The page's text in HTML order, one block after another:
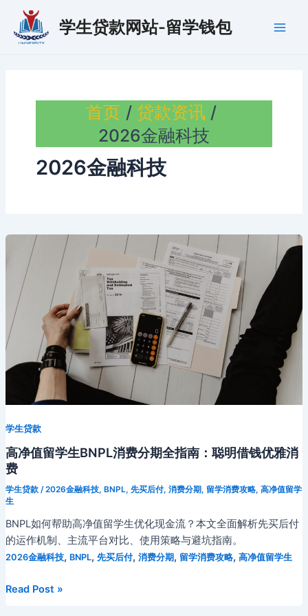
学生贷款网站-留学钱包
首页
贷款资讯
2026金融科技
2026金融科技
学生贷款
高净值留学生BNPL消费分期全指南：聪明借钱优雅消
费
学生贷款/2026金融科技, BNPL, 先买后付, 消费分期, 留学消费攻略, 高净值留学
生
BNPL如何帮助高净值留学生优化现金流？本文全面解析先买后付
的运作机制、主流平台对比、使用策略与避坑指南。
2026金融科技, BNPL, 先买后付, 消费分期, 留学消费攻略, 高净值留学生
高
Read Post »